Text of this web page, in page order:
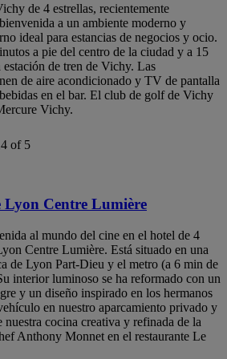
de 4 estrellas, recientemente
a un ambiente moderno y
ideal para estancias de negocios y ocio.
a pie del centro de la ciudad y a 15
de tren de Vichy. Las
de aire acondicionado y TV de pantalla
en el bar. El club de golf de Vichy
Vichy.
of 5
Lyon Centre Lumière
al mundo del cine en el hotel de 4
Centre Lumière. Está situado en una
de Lyon Part-Dieu y el metro (a 6 min de
interior luminoso se ha reformado con un
y un diseño inspirado en los hermanos
en nuestro aparcamiento privado y
nuestra cocina creativa y refinada de la
Anthony Monnet en el restaurante Le